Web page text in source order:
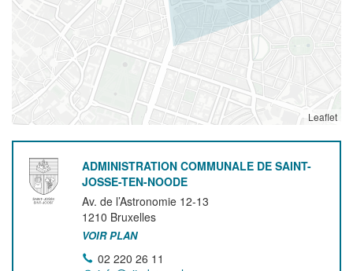
Leaflet
ADMINISTRATION COMMUNALE DE SAINT-
JOSSE-TEN-NOODE
Av. de l’Astronomie 12-13
1210 Bruxelles
VOIR PLAN
02 220 26 11